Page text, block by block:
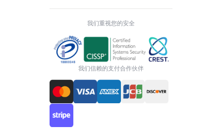
我们重视您的安全
我们信赖的支付合作伙伴